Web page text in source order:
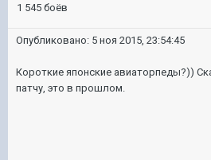
1 545 боёв
Опубликовано: 5 ноя 2015, 23:54:45
Короткие японские авиаторпеды?))
патчу, это в прошлом.